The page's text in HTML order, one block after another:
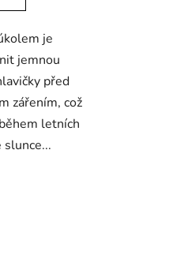
je
jemnou
před
zářením, což
letních
slunce...